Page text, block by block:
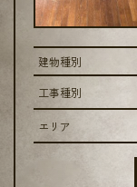
建物種別
工事種別
エリア